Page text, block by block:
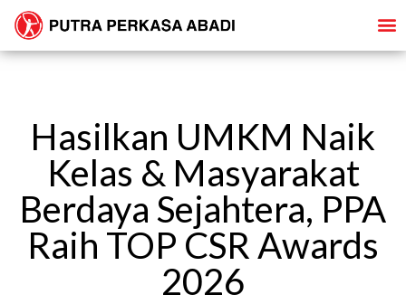
Hasilkan UMKM Naik
Kelas & Masyarakat
Berdaya Sejahtera, PPA
Raih TOP CSR Awards
2026